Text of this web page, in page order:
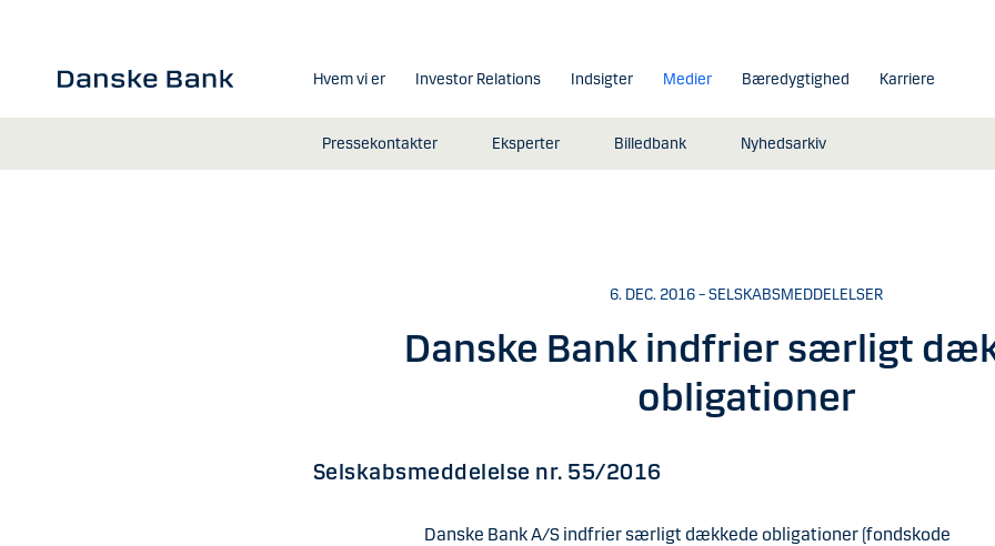
Hvem vi er Investor Relations Indsigter Medier
Pressekontakter Eksperter Billedbank Nyhedsarkiv
Bæredygtighed Karriere
6. DEC. 2016 – SELSKABSMEDDELELSER
Danske Bank indfrier særligt
obligationer
Selskabsmeddelelse nr. 55/2016
Danske Bank A/S indfrier særligt dækkede obligationer (fondskode